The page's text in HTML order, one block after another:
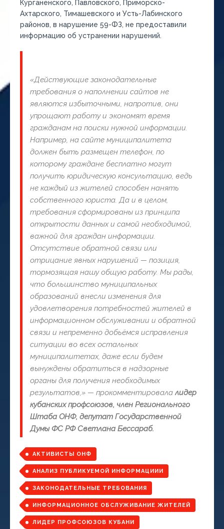
Курганенского, Павловского, Приморско-
Ахтарского, Тимашевского и Усть-Лабинского
районов, в нарушение 59-ФЗ, не предоставили
информацию об устранении нарушений.
«Действующие законодательные
требования о наполнении сайтов не
являются избыточными, напротив, они
упрощают работу и экономят время
гражданам на поиски нужной информации.
Например, на сайте муниципалитета
должен быть размещен телефон, по
которому граждане бесплатно могут
получить юридическую консультацию, ведь
не каждый из жителей способен нанять
собственного юриста. Да и в целом,
требования сформированы из принципа
открытости данных и самой необходимой,
важной для граждан информации.
Отсутствие обратной связи или
отрицание явных нарушений — позиция,
тормозящая нашу общую работу. Мы рады,
что большинство муниципальных
образований внесли изменения для
удовлетворения потребностей жителей в
информационном обслуживании и обратной
связи и непременно добьёмся исправления
ситуации во всех остальных
муниципалитетах, даже если будем
вынуждены обратиться в надзорные
органы для получения необходимых
результатов,» — прокомментировала лидер
кубанских профсоюзов, член Регионального
Штаба ОНФ, депутат Государственной
Думы ФС РФ Светлана Бессараб.
АКТИВИСТЫ ОНФ
АНАЛИЗ ПУБЛИКУЕМОЙ ИНФОРМАЦИИИ
ЗАКОНОДАТЕЛЬНЫЕ ТРЕБОВАНИЯ
ИНФОРМАЦИОННОЕ ОБСЛУЖИВАНИЕ ЖИТЕЛЕЙ
ЛИДЕР ПРОФСОЮЗОВ КУБАНИ